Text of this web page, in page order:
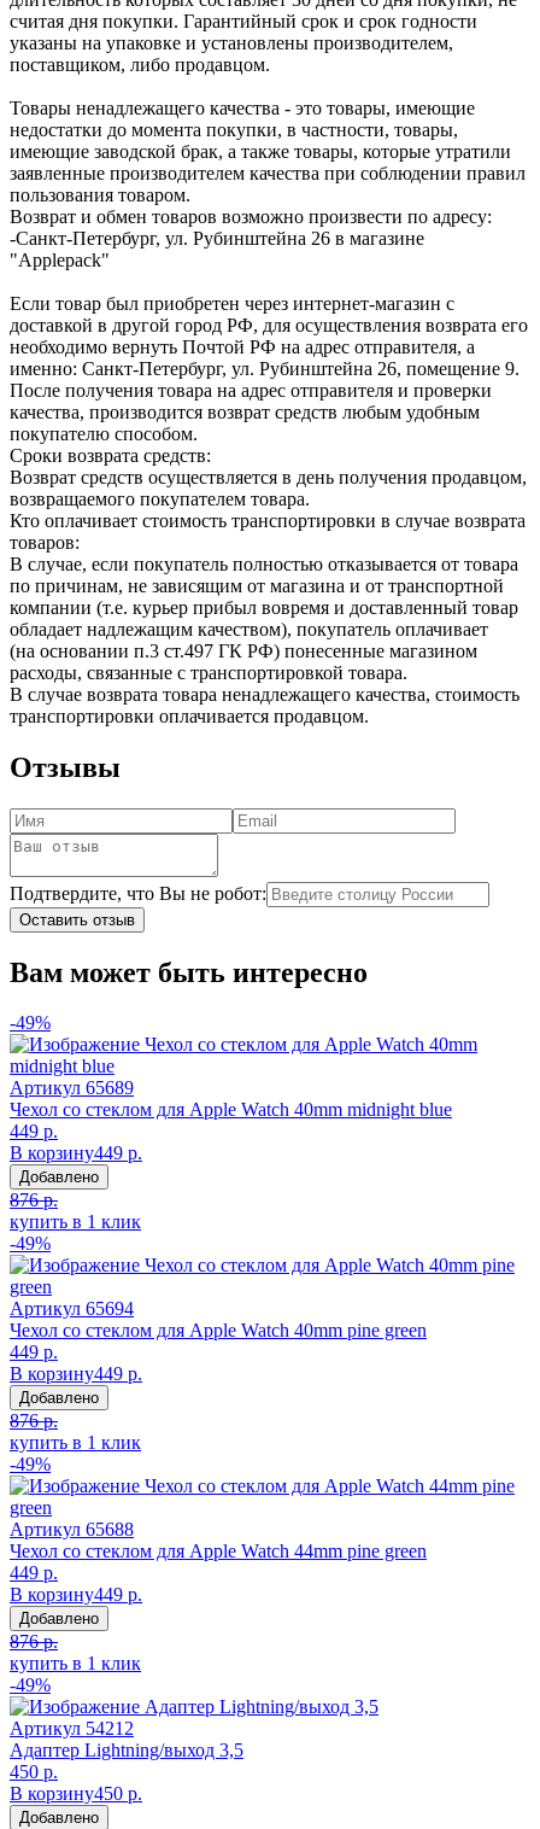
считая дня покупки. Гарантийный срок и срок годности
указаны на упаковке и установлены производителем,
поставщиком, либо продавцом.
Товары ненадлежащего качества - это товары, имеющие
недостатки до момента покупки, в частности, товары,
имеющие заводской брак, а также товары, которые утратили
заявленные производителем качества при соблюдении правил
пользования товаром.
Возврат и обмен товаров возможно произвести по адресу:
-Санкт-Петербург, ул. Рубинштейна 26 в магазине
"Applepack"
Если товар был приобретен через интернет-магазин с
доставкой в другой город РФ, для осуществления возврата его
необходимо вернуть Почтой РФ на адрес отправителя, а
именно: Санкт-Петербург, ул. Рубинштейна 26, помещение 9.
После получения товара на адрес отправителя и проверки
качества, производится возврат средств любым удобным
покупателю способом.
Сроки возврата средств:
Возврат средств осуществляется в день получения продавцом,
возвращаемого покупателем товара.
Кто оплачивает стоимость транспортировки в случае возврата
товаров:
В случае, если покупатель полностью отказывается от товара
по причинам, не зависящим от магазина и от транспортной
компании (т.е. курьер прибыл вовремя и доставленный товар
обладает надлежащим качеством), покупатель оплачивает
(на основании п.3 ст.497 ГК РФ) понесенные магазином
расходы, связанные с транспортировкой товара.
В случае возврата товара ненадлежащего качества, стоимость
транспортировки оплачивается продавцом.
Отзывы
Подтвердите, что Вы не робот:
Оставить отзыв
Вам может быть интересно
-49%
Артикул 65689
Чехол со стеклом для Apple Watch 40mm midnight blue
449 р.
В корзину449 р.
Добавлено
876 р.
купить в 1 клик
-49%
Артикул 65694
Чехол со стеклом для Apple Watch 40mm pine green
449 р.
В корзину449 р.
Добавлено
876 р.
купить в 1 клик
-49%
Артикул 65688
Чехол со стеклом для Apple Watch 44mm pine green
449 р.
В корзину449 р.
Добавлено
876 р.
купить в 1 клик
-49%
Артикул 54212
Адаптер Lightning/выход 3,5
450 р.
В корзину450 р.
Добавлено